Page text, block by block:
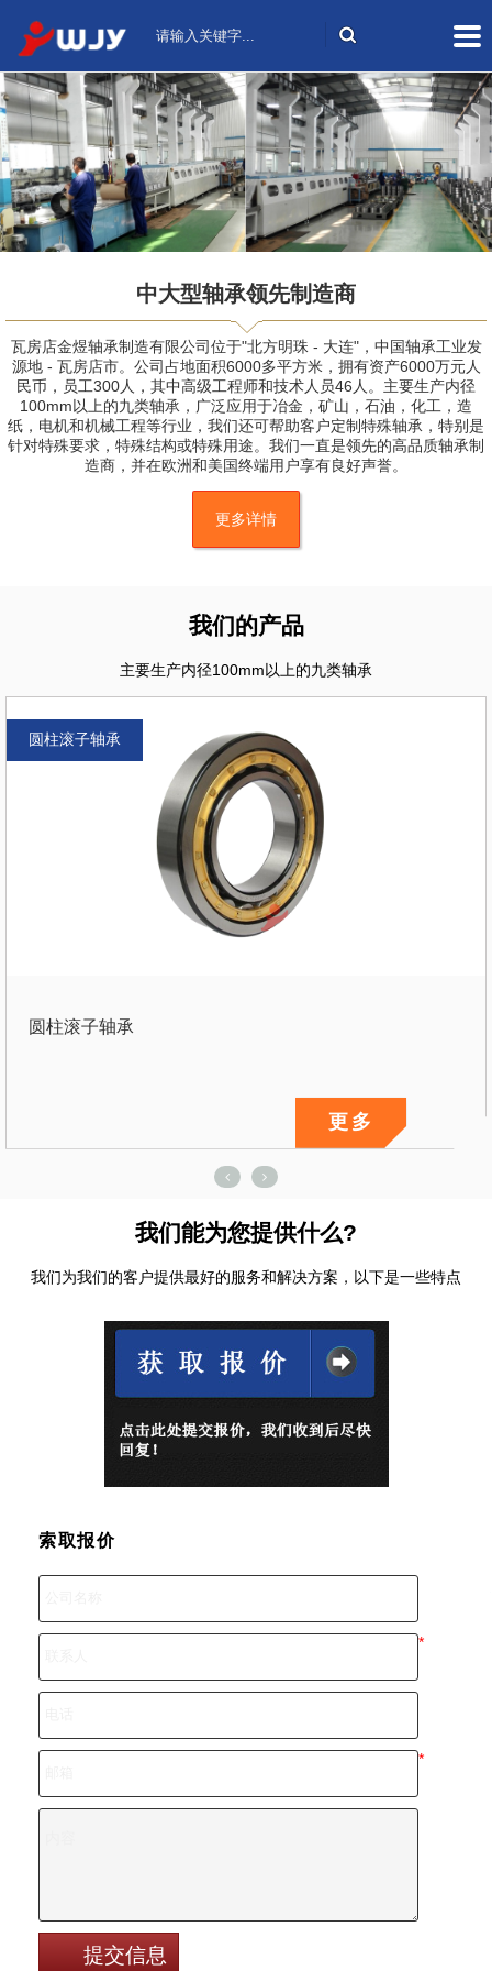
中大型轴承领先制造商
瓦房店金煜轴承制造有限公司位于"北方明珠 - 大连"，中国轴承工业发
源地 - 瓦房店市。公司占地面积6000多平方米，拥有资产6000万元人
民币，员工300人，其中高级工程师和技术人员46人。主要生产内径
100mm以上的九类轴承，广泛应用于冶金，矿山，石油，化工，造
纸，电机和机械工程等行业，我们还可帮助客户定制特殊轴承，特别是
针对特殊要求，特殊结构或特殊用途。我们一直是领先的高品质轴承制
造商，并在欧洲和美国终端用户享有良好声誉。
更多详情
我们的产品
主要生产内径100mm以上的九类轴承
圆柱滚子轴承
圆柱滚子轴承
更多
我们能为您提供什么?
我们为我们的客户提供最好的服务和解决方案，以下是一些特点
索取报价
*
*